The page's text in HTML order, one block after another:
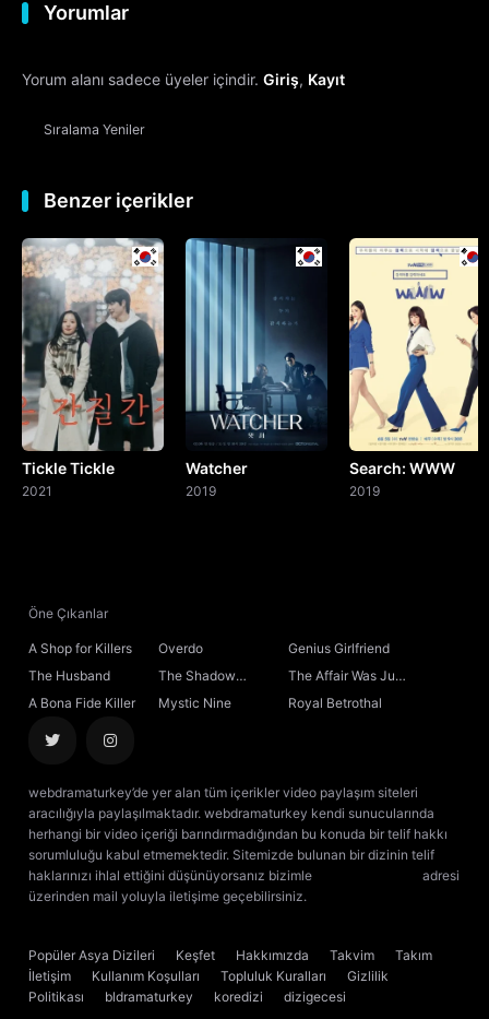
12. Bölüm
13. Bölüm
14. Bölüm
15. Bölüm
16. Bölüm Final
Yorumlar
Yorum alanı sadece üyeler içindir. Giriş, Kayıt
Sıralama Yeniler
Benzer içerikler
Tickle Tickle
2021
Watcher
2019
Search: WWW
2019
Öne Çıkanlar
A Shop for Killers Overdo
Genius Girlfriend
The Husband
The Shadow
Sovereign
The Affair Was Just
the Beginning
A Bona Fide Killer Mystic Nine Royal Betrothal
webdramaturkey’de yer alan tüm içerikler video paylaşım siteleri
aracılığıyla paylaşılmaktadır. webdramaturkey kendi sunucularında
herhangi bir video içeriği barındırmadığından bu konuda bir telif hakkı
sorumluluğu kabul etmemektedir. Sitemizde bulunan bir dizinin telif
haklarınızı ihlal ettiğini düşünüyorsanız bizimle
adresi
üzerinden mail yoluyla iletişime geçebilirsiniz.
Popüler Asya Dizileri Keşfet Hakkımızda Takvim
Takım
İletişim
Kullanım Koşulları Topluluk Kuralları
Gizlilik
Politikası
bldramaturkey koredizi
dizigecesi